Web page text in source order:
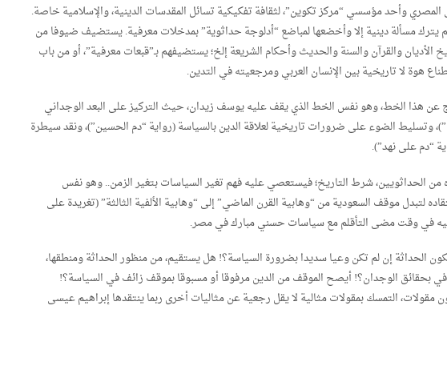
وأحد مؤسسي “مركز تكوين”، لثقافة تفكيكية تسائل المقدسات الدينية، والإسلامية خاصة.
مسألة دينية إلا وأخضعها لمباضع “أدلوجة حداثوية” بمدخلات معرفية. يستضيف ضيوفا من
والقرآن والسنة والحديث وأحكام الشريعة إلخ؛ يستضيفهم بـ”قبعات معرفية”، أو من باب
هوة لا تاريخية بين الإنسان العربي ومرجعيته في التدين.
عن هذا الخط، وهو نفس الخط الذي يقف عليه يوسف زيدان، حيث التركيز على البعد الوجداني
وتسليط الضوء على ضرورات تاريخية لعلاقة الدين بالسياسة (رواية “دم الحسين”)، ونقد سيطرة
“دم على نهد”).
من الحداثويين، شرط التاريخ؛ فيستعصي عليه فهم تغير السياسات بتغير الزمن.. وهو نفس
لتبدل موقف السعودية من “وهابية القرن الماضي” إلى “وهابية الألفية الثالثة” (تغريدة على
الحداثة إن لم تكن وعيا سديدا بضرورة السياسة؟! هل يستقيم، من منظور الحداثة ومنطقها،
بحقائق الوجدان؟! أيصح الموقف من الدين مرفوقا أو مسبوقا بموقف زائف في السياسة؟!
التمسك بمقولات مثالية لا يقل رجعية عن مثاليات أخرى ربما ينتقدها إبراهيم عيسى